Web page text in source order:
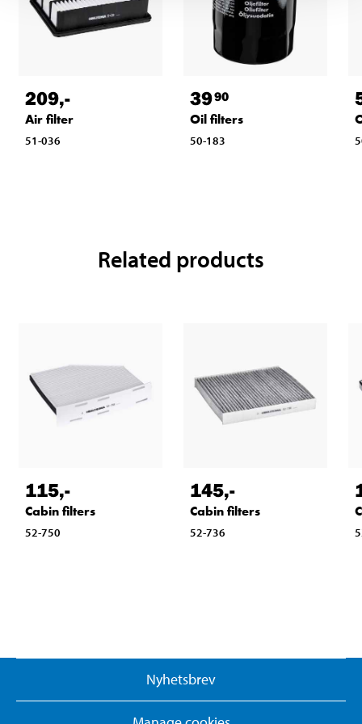
209,-
Air filter
51-036
3990
Oil filters
50-183
Related products
115,-
Cabin filters
52-750
145,-
Cabin filters
52-736
Nyhetsbrev